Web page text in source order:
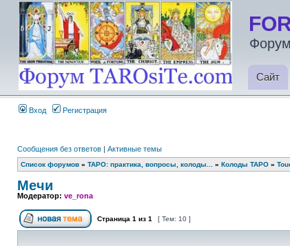
Сайт
Вход Регистрация
Сообщения без ответов | Активные темы
Список форумов » ТАРО: практика, вопросы, колоды... » Колоды ТАРО »
Мечи
Модератор: ve_rona
Страница 1 из 1 [ Тем: 10 ]